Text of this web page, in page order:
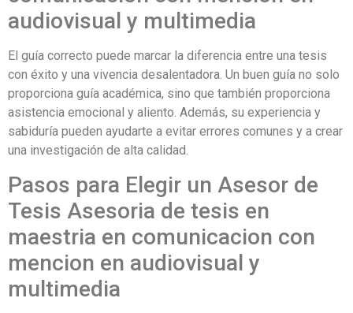
audiovisual y multimedia
El guía correcto puede marcar la diferencia entre una tesis
con éxito y una vivencia desalentadora. Un buen guía no solo
proporciona guía académica, sino que también proporciona
asistencia emocional y aliento. Además, su experiencia y
sabiduría pueden ayudarte a evitar errores comunes y a crear
una investigación de alta calidad.
Pasos para Elegir un Asesor de
Tesis Asesoria de tesis en
maestria en comunicacion con
mencion en audiovisual y
multimedia